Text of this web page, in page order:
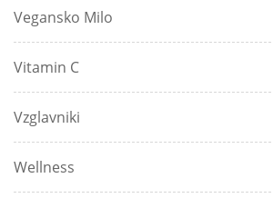
Vegansko Milo
Vitamin C
Vzglavniki
Wellness